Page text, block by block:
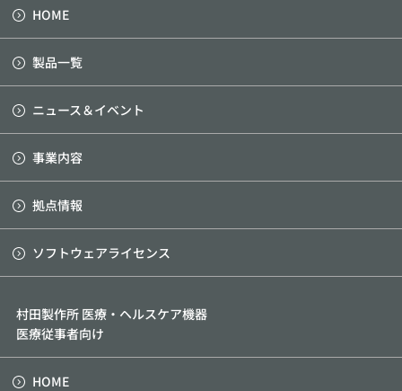
HOME
製品一覧
ニュース＆イベント
事業内容
拠点情報
ソフトウェアライセンス
村田製作所 医療・ヘルスケア機器
医療従事者向け
HOME